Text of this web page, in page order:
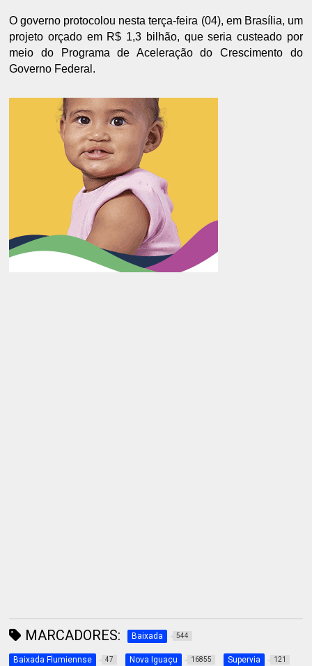
O governo protocolou nesta terça-feira (04), em Brasília, um
projeto orçado em R$ 1,3 bilhão, que seria custeado por
meio do Programa de Aceleração do Crescimento do
Governo Federal.
MARCADORES: Baixada 544
Baixada Flumiennse 47 Nova Iguaçu 16855 Supervia 121